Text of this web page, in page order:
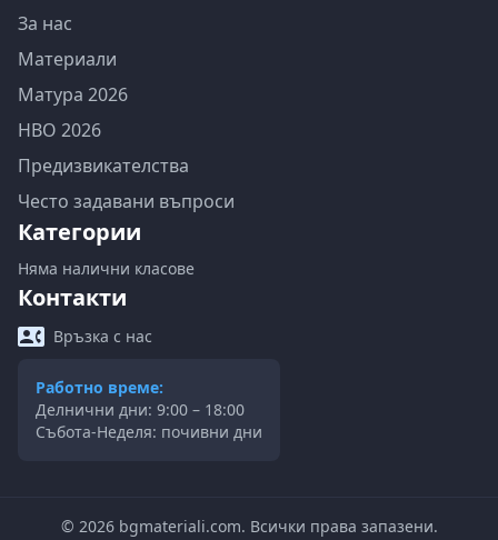
За нас
Материали
Матура 2026
НВО 2026
Предизвикателства
Често задавани въпроси
Категории
Няма налични класове
Контакти
Връзка с нас
Работно време:
Делнични дни: 9:00 – 18:00
Събота-Неделя: почивни дни
© 2026bgmateriali.com. Всички права запазени.